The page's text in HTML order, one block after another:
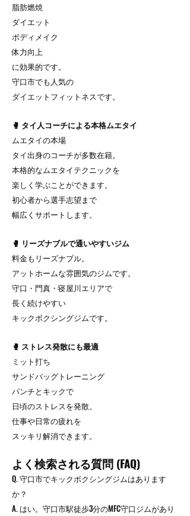
脂肪燃焼
ダイエット
ボディメイク
体力向上
に効果的です。
守口市でも人気の
ダイエットフィットネスです。
🥊 タイ人コーチによる本格ムエタイ
ムエタイの本場
タイ出身のコーチが多数在籍。
本格的なムエタイテクニックを
楽しく学ぶことができます。
初心者から選手志望まで
幅広くサポートします。
🥊 リーズナブルで通いやすいジム
料金もリーズナブル。
アットホームな雰囲気のジムです。
守口・門真・寝屋川エリアで
長く続けやすい
キックボクシングジムです。
🥊 ストレス発散にも最適
ミット打ち
サンドバッグトレーニング
パンチとキックで
日頃のストレスを発散。
仕事や日常の疲れを
スッキリ解消できます。
よく検索される質問 (FAQ)
Q. 守口市でキックボクシングジムはあります
か？
A. はい。守口市駅徒歩3分のMFC守口ジムがあり